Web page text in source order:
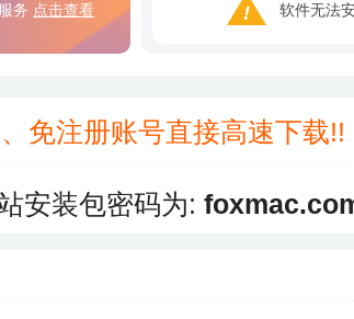
务 点击查看 软件无法
、免注册账号直接高速下
安装包密码为: